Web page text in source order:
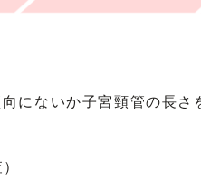
にないか子宮頸管の長さ